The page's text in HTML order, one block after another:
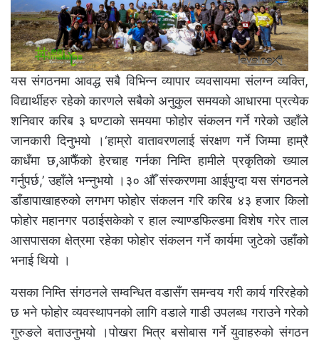
यस संगठनमा आवद्ध सबै विभिन्न व्यापार व्यवसायमा संलग्न व्यक्ति,
विद्यार्थीहरु रहेको कारणले सबैको अनुकुल समयको आधारमा प्रत्येक
शनिवार करिब ३ घण्टाको समयमा फोहोर संकलन गर्ने गरेको उहाँले
जानकारी दिनुभयो ।‘हाम्रो वातावरणलाई संरक्षण गर्ने जिम्मा हाम्रै
काधँमा छ,आफैँको हेरचाह गर्नका निम्ति हामीले प्रकृतिको ख्याल
गर्नुपर्छ,’ उहाँले भन्नुभयो ।३० औँ संस्करणमा आईपुग्दा यस संगठनले
डाँडापाखाहरुको लगभग फोहोर संकलन गरि करिब ४३ हजार किलो
फोहोर महानगर पठाईसकेको र हाल ल्याण्डफिल्डमा विशेष गरेर ताल
आसपासका क्षेत्रमा रहेका फोहोर संकलन गर्ने कार्यमा जुटेको उहाँको
भनाई थियो ।
यसका निम्ति संगठनले सम्वन्धित वडासँग समन्वय गरी कार्य गरिरहेको
छ भने फोहोर व्यवस्थापनको लागि वडाले गाडी उपलब्ध गराउने गरेको
गुरुङले बताउनुभयो ।पोखरा भित्र बसोबास गर्ने युवाहरुको संगठन